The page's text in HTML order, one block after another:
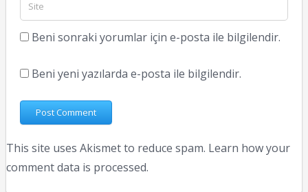
Beni sonraki yorumlar için e-posta ile bilgilendir.
Beni yeni yazılarda e-posta ile bilgilendir.
This site uses Akismet to reduce spam. Learn how your
comment data is processed.